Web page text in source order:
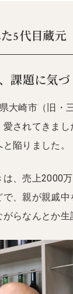
5代目蔵元
課題に気づ
大崎市（旧・
されてきま
陥りました。
は、売上2000
、親が親戚
らなんとか生